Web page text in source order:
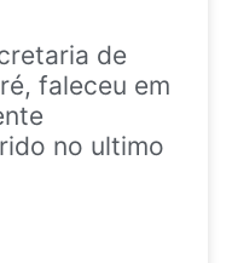
de
faleceu em
no ultimo